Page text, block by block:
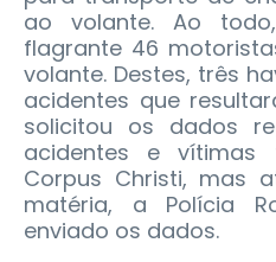
ao volante. Ao
flagrante 46
volante. Destes, três
acidentes que
solicitou os dados
acidentes e vítimas
Corpus Christi, mas
matéria, a Polícia
enviado os dados.